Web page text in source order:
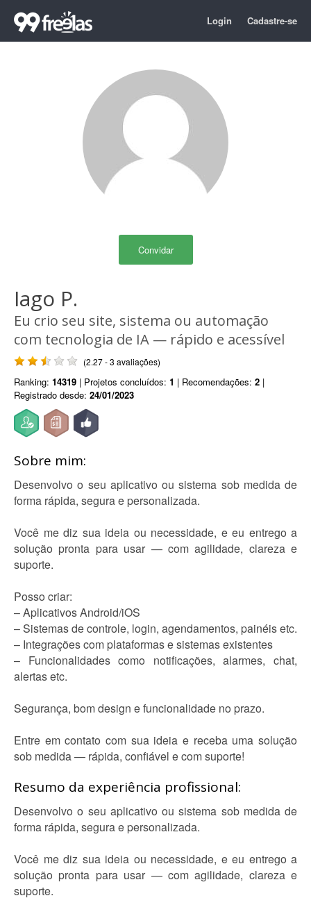
Login Cadastre-se
Convidar
Iago P.
Eu crio seu site, sistema ou automação
com tecnologia de IA — rápido e acessível
(2.27 - 3 avaliações)
Ranking: 14319 | Projetos concluídos: 1 | Recomendações: 2 |
Registrado desde: 24/01/2023
Sobre mim:
Desenvolvo o seu aplicativo ou sistema sob medida de
forma rápida, segura e personalizada.
Você me diz sua ideia ou necessidade, e eu entrego a
solução pronta para usar — com agilidade, clareza e
suporte.
Posso criar:
– Aplicativos Android/iOS
– Sistemas de controle, login, agendamentos, painéis etc.
– Integrações com plataformas e sistemas existentes
– Funcionalidades como notificações, alarmes, chat,
alertas etc.
Segurança, bom design e funcionalidade no prazo.
Entre em contato com sua ideia e receba uma solução
sob medida — rápida, confiável e com suporte!
Resumo da experiência profissional:
Desenvolvo o seu aplicativo ou sistema sob medida de
forma rápida, segura e personalizada.
Você me diz sua ideia ou necessidade, e eu entrego a
solução pronta para usar — com agilidade, clareza e
suporte.